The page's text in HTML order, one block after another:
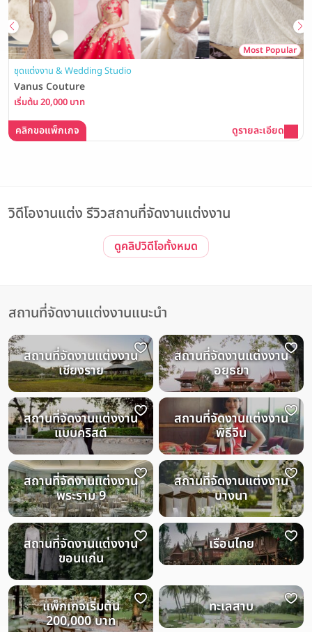
Most Popular
ชุดแต่งงาน & Wedding Studio
Vanus Couture
เริ่มต้น 20,000 บาท
คลิกขอแพ็กเกจ ดูรายละเอียด
วิดีโองานแต่ง รีวิวสถานที่จัดงานแต่งงาน
Event | ประทับใจไม่รู้จบ! รวมภาพบรรยากาศงาน The Magical of
ดูคลิปวิดีโอทั้งหมด
สถานที่จัดงานแต่งงานแนะนำ
สถานที่จัดงานแต่งงาน
เชียงราย
สถานที่จัดงานแต่งงาน
อยุธยา
สถานที่จัดงานแต่งงาน
แบบคริสต์
สถานที่จัดงานแต่งงาน
พิธีจีน
สถานที่จัดงานแต่งงาน
พระราม 9
สถานที่จัดงานแต่งงาน
บางนา
สถานที่จัดงานแต่งงาน
ขอนแก่น
เรือนไทย
แพ็กเกจเริ่มต้น
200,000 บาท
ทะเลสาบ